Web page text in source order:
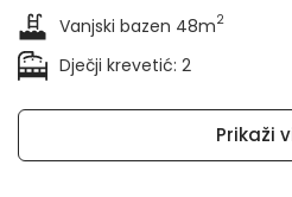
Vanjski bazen 48m2
Dječji krevetić: 2
Prikaži